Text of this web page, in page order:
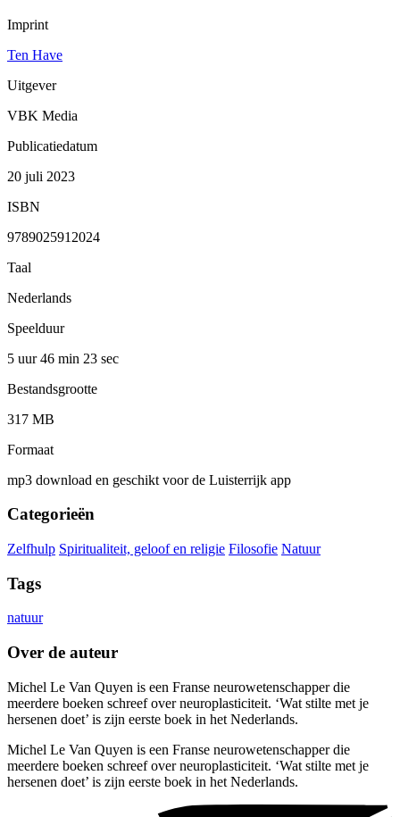
Imprint
Ten Have
Uitgever
VBK Media
Publicatiedatum
20 juli 2023
ISBN
9789025912024
Taal
Nederlands
Speelduur
5 uur 46 min 23 sec
Bestandsgrootte
317 MB
Formaat
mp3 download en geschikt voor de Luisterrijk app
Categorieën
Zelfhulp Spiritualiteit, geloof en religie Filosofie Natuur
Tags
natuur
Over de auteur
Michel Le Van Quyen is een Franse neurowetenschapper die
meerdere boeken schreef over neuroplasticiteit. ‘Wat stilte met je
hersenen doet’ is zijn eerste boek in het Nederlands.
Michel Le Van Quyen is een Franse neurowetenschapper die
meerdere boeken schreef over neuroplasticiteit. ‘Wat stilte met je
hersenen doet’ is zijn eerste boek in het Nederlands.